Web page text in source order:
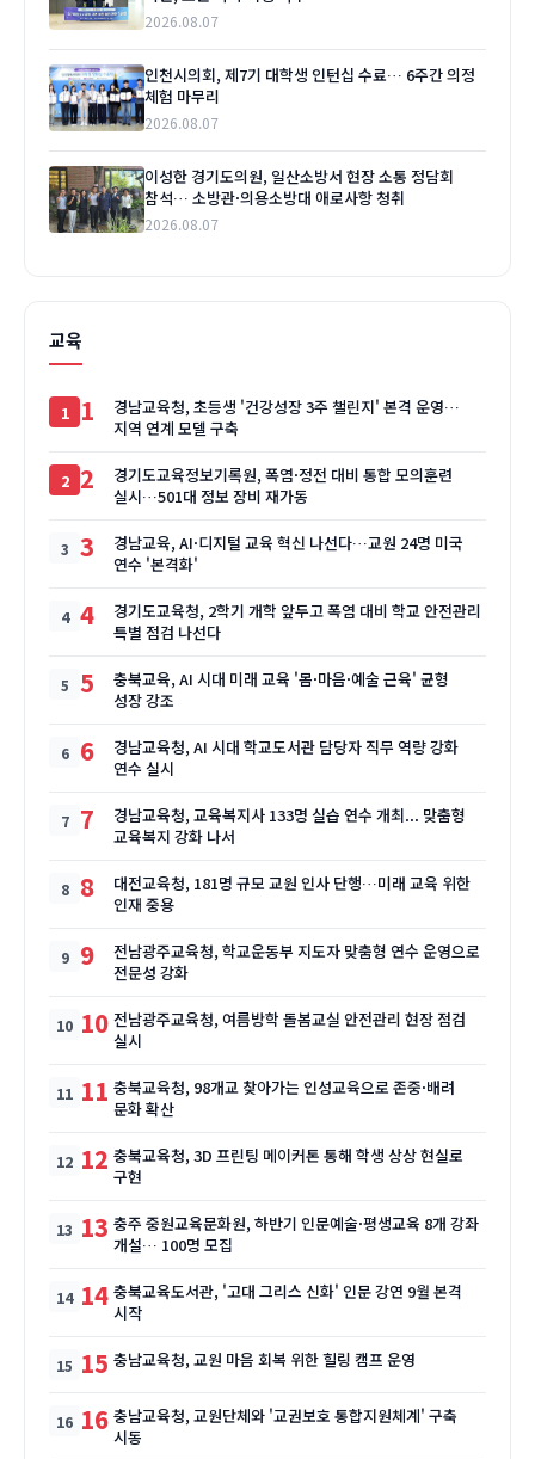
2026.08.07
인천시의회, 제7기 대학생 인턴십 수료… 6주간 의정
체험 마무리
2026.08.07
이성한 경기도의원, 일산소방서 현장 소통 정담회
참석… 소방관·의용소방대 애로사항 청취
2026.08.07
교육
1
경남교육청, 초등생 '건강성장 3주 챌린지' 본격 운영…
지역 연계 모델 구축
2
경기도교육정보기록원, 폭염·정전 대비 통합 모의훈련
실시…501대 정보 장비 재가동
3
경남교육, AI·디지털 교육 혁신 나선다…교원 24명 미국
연수 '본격화'
4
경기도교육청, 2학기 개학 앞두고 폭염 대비 학교 안전관리
특별 점검 나선다
5
충북교육, AI 시대 미래 교육 '몸·마음·예술 근육' 균형
성장 강조
6
경남교육청, AI 시대 학교도서관 담당자 직무 역량 강화
연수 실시
7
경남교육청, 교육복지사 133명 실습 연수 개최... 맞춤형
교육복지 강화 나서
8
대전교육청, 181명 규모 교원 인사 단행…미래 교육 위한
인재 중용
9
전남광주교육청, 학교운동부 지도자 맞춤형 연수 운영으로
전문성 강화
10 전남광주교육청, 여름방학 돌봄교실 안전관리 현장 점검
실시
11 충북교육청, 98개교 찾아가는 인성교육으로 존중·배려
문화 확산
12 충북교육청, 3D 프린팅 메이커톤 통해 학생 상상 현실로
구현
13 충주 중원교육문화원, 하반기 인문예술·평생교육 8개 강좌
개설… 100명 모집
14 충북교육도서관, '고대 그리스 신화' 인문 강연 9월 본격
시작
15 충남교육청, 교원 마음 회복 위한 힐링 캠프 운영
16 충남교육청, 교원단체와 '교권보호 통합지원체계' 구축
시동